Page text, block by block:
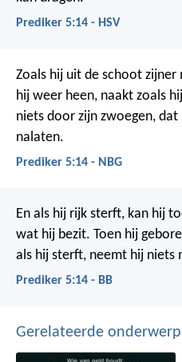
Prediker 5:14 - HSV
Zoals hij uit de schoot zijner
hij weer heen, naakt zoals
niets door zijn zwoegen,
nalaten.
Prediker 5:14 - NBG
En als hij rijk sterft, kan hij
wat hij bezit. Toen hij
als hij sterft, neemt hij niets
Prediker 5:14 - BB
Gerelateerde